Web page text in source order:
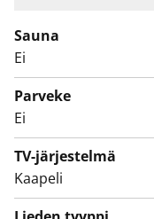
Tervetuloa
tulla elämäsi uusi
Sauna
Ei
Parveke
Ei
TV-järjestelmä
Kaapeli